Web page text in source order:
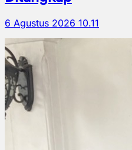
6 Agustus 2026 10.11